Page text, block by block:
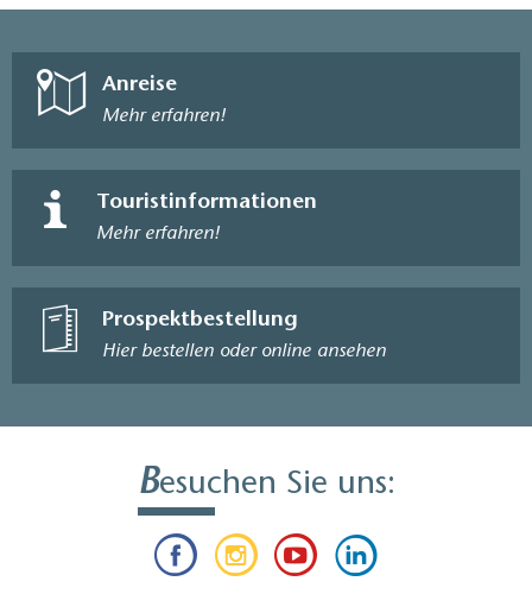
Anreise
Mehr erfahren!
Touristinformationen
Mehr erfahren!
Prospektbestellung
Hier bestellen oder online ansehen
Besuchen Sie uns: